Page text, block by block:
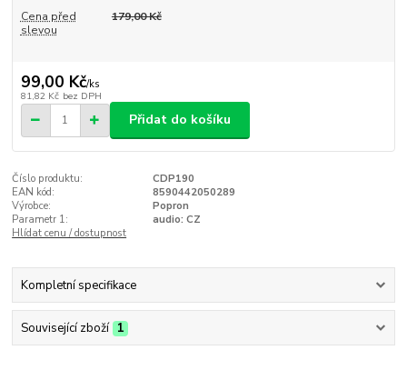
Cena před
slevou
179,00 Kč
99,00 Kč/ks
81,82 Kč bez DPH
Přidat do košíku
Číslo produktu:
CDP190
EAN kód:
8590442050289
Výrobce:
Popron
Parametr 1:
audio: CZ
Hlídat cenu / dostupnost
Kompletní specifikace
Související zboží 1